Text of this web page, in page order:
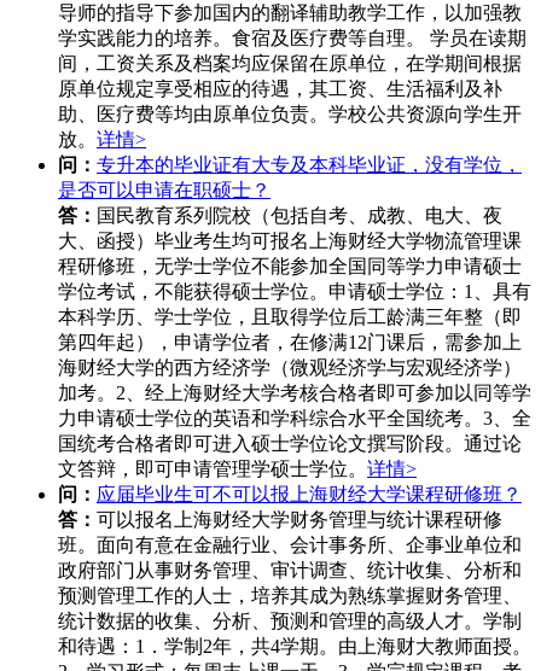
导师的指导下参加国内的翻译辅助教学工作，以加强教
学实践能力的培养。食宿及医疗费等自理。 学员在读期
间，工资关系及档案均应保留在原单位，在学期间根据
原单位规定享受相应的待遇，其工资、生活福利及补
助、医疗费等均由原单位负责。学校公共资源向学生开
放。 详情>
问： 专升本的毕业证有大专及本科毕业证，没有学位，
是否可以申请在职硕士？
答： 国民教育系列院校（包括自考、成教、电大、夜
大、函授）毕业考生均可报名上海财经大学物流管理课
程研修班，无学士学位不能参加全国同等学力申请硕士
学位考试，不能获得硕士学位。申请硕士学位：1、具有
本科学历、学士学位，且取得学位后工龄满三年整（即
第四年起），申请学位者，在修满12门课后，需参加上
海财经大学的西方经济学（微观经济学与宏观经济学）
加考。2、经上海财经大学考核合格者即可参加以同等学
力申请硕士学位的英语和学科综合水平全国统考。3、全
国统考合格者即可进入硕士学位论文撰写阶段。通过论
文答辩，即可申请管理学硕士学位。 详情>
问： 应届毕业生可不可以报上海财经大学课程研修班？
答： 可以报名上海财经大学财务管理与统计课程研修
班。面向有意在金融行业、会计事务所、企事业单位和
政府部门从事财务管理、审计调查、统计收集、分析和
预测管理工作的人士，培养其成为熟练掌握财务管理、
统计数据的收集、分析、预测和管理的高级人才。学制
和待遇：1．学制2年，共4学期。由上海财大教师面授。